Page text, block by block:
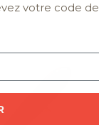
votre code de